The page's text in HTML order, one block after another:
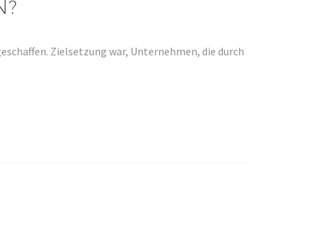
Zielsetzung war, Unternehmen, die durch